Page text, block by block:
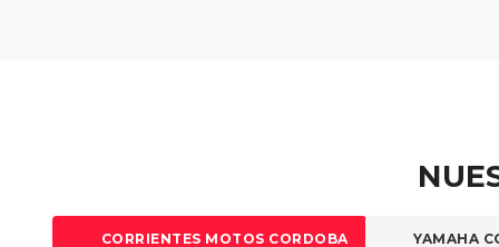
CORRIENTES MOTOS CORDOBA YAMAHA